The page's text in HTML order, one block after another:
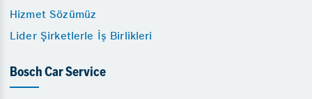
Hizmet Sözümüz
Lider Şirketlerle İş Birlikleri
Bosch Car Service